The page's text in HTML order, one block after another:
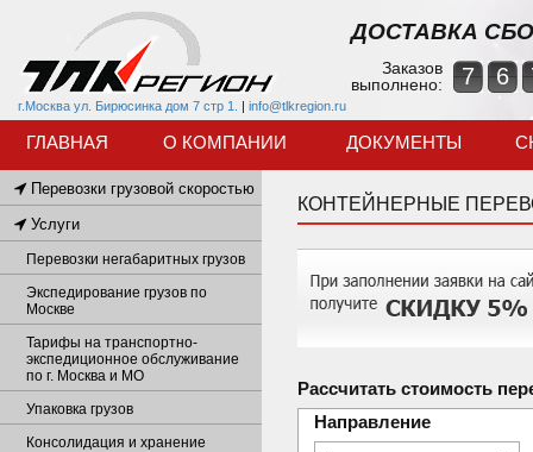
г.Москва ул. Бирюсинка дом 7 стр 1. | info@tlkregion.ru
ДОСТАВКА
Заказов
выполнено:
7 6
ГЛАВНАЯ О КОМПАНИИ ДОКУМЕНТЫ
КОНТЕЙНЕРНЫЕ
Рассчитать стоимость
Направление
Перевозки грузовой скоростью
Услуги
Перевозки негабаритных грузов
Экспедирование грузов по
Москве
Тарифы на транспортно-
экспедиционное обслуживание
по г. Москва и МО
Упаковка грузов
Консолидация и хранение